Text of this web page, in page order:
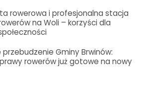
rowerowa i profesjonalna stacja
na Woli – korzyści dla
przebudzenie Gminy Brwinów:
rowerów już gotowe na nowy